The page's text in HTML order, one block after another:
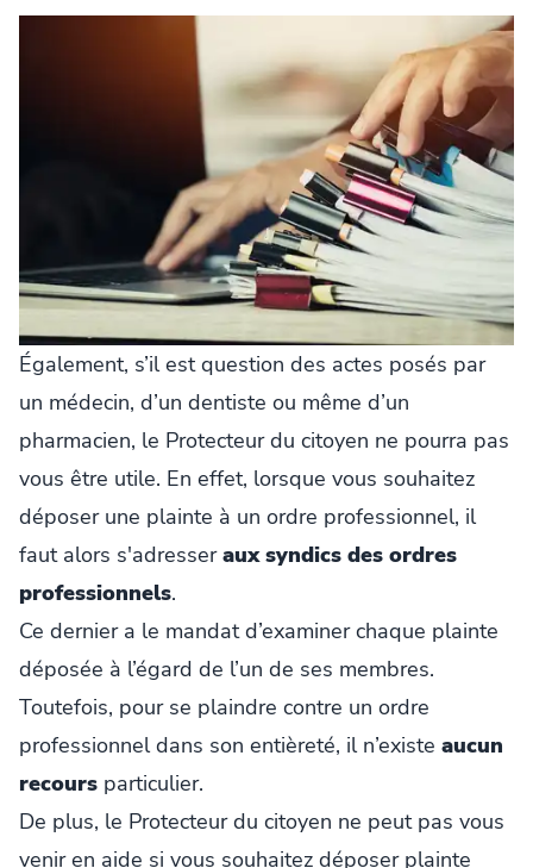
Également, s’il est question des actes posés par
un médecin, d’un dentiste ou même d’un
pharmacien, le Protecteur du citoyen ne pourra pas
vous être utile. En effet, lorsque vous souhaitez
déposer une plainte à un ordre professionnel, il
faut alors s'adresseraux syndics des ordres
professionnels.
Ce dernier a le mandat d’examiner chaque plainte
déposée à l’égard de l’un de ses membres.
Toutefois, pour se plaindre contre un ordre
professionnel dans son entièreté, il n’existe aucun
recours particulier.
De plus, le Protecteur du citoyen ne peut pas vous
venir en aide si vous souhaitez déposer plainte